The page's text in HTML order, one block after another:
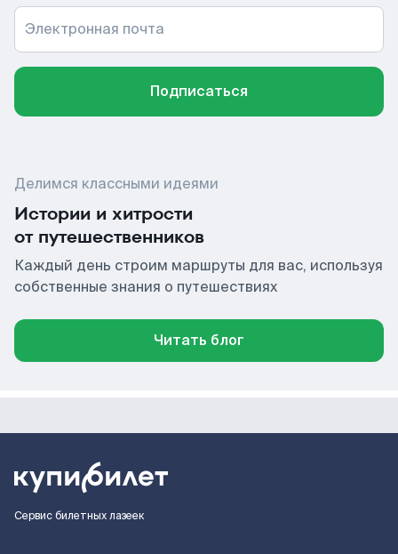
Электронная почта
Подписаться
Делимся классными идеями
Истории и хитрости
от путешественников
Каждый день строим маршруты для вас, используя
собственные знания о путешествиях
Читать блог
Сервис билетных лазеек